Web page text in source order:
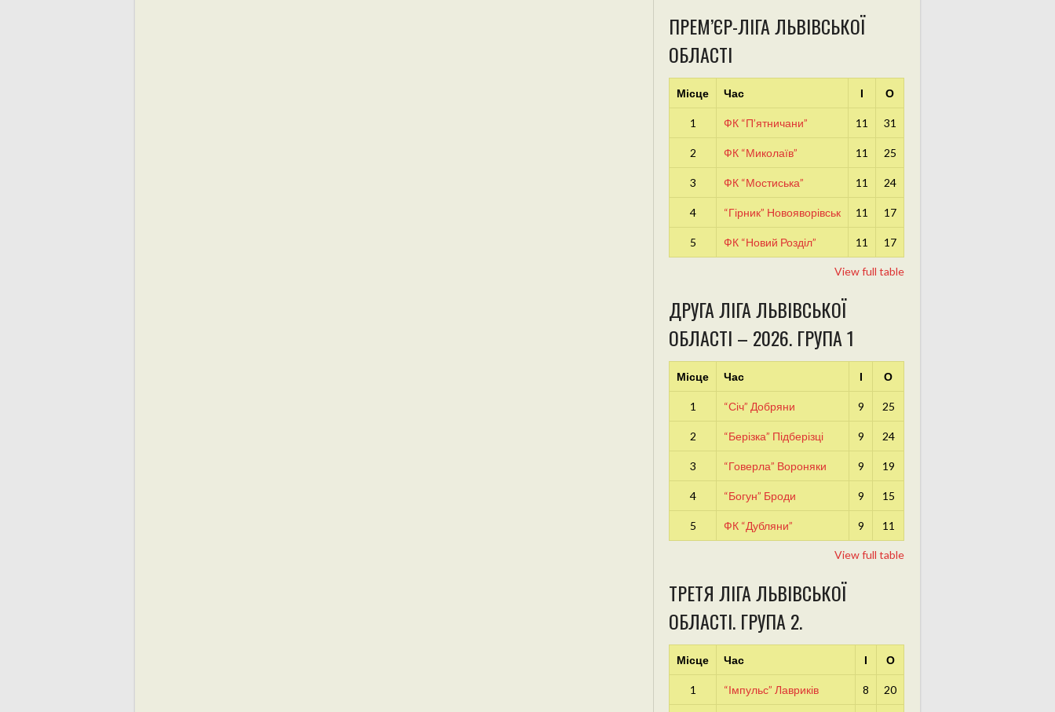
ПРЕМ’ЄР-ЛІГА ЛЬВІВСЬКОЇ
ОБЛАСТІ
Місце Час І О
1 ФК “П’ятничани” 11 31
2 ФК “Миколаїв” 11 25
3 ФК “Мостиська” 11 24
4 “Гірник” Новояворівськ 11 17
5 ФК “Новий Розділ” 11 17
View full table
ДРУГА ЛІГА ЛЬВІВСЬКОЇ
ОБЛАСТІ – 2026. ГРУПА 1
Місце Час І О
1 “Січ” Добряни 9 25
2 “Берізка” Підберізці 9 24
3 “Говерла” Вороняки 9 19
4 “Богун” Броди 9 15
5 ФК “Дубляни” 9 11
View full table
ТРЕТЯ ЛІГА ЛЬВІВСЬКОЇ
ОБЛАСТІ. ГРУПА 2.
Місце Час І О
1 “Імпульс” Лавриків 8 20